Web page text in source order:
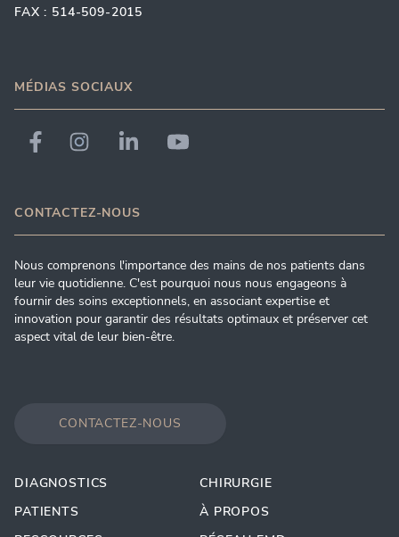
FAX : 514-509-2015
MÉDIAS SOCIAUX
CONTACTEZ-NOUS
Nous comprenons l'importance des mains de nos patients dans
leur vie quotidienne. C'est pourquoi nous nous engageons à
fournir des soins exceptionnels, en associant expertise et
innovation pour garantir des résultats optimaux et préserver cet
aspect vital de leur bien-être.
CONTACTEZ-NOUS
DIAGNOSTICS
CHIRURGIE
PATIENTS
À PROPOS